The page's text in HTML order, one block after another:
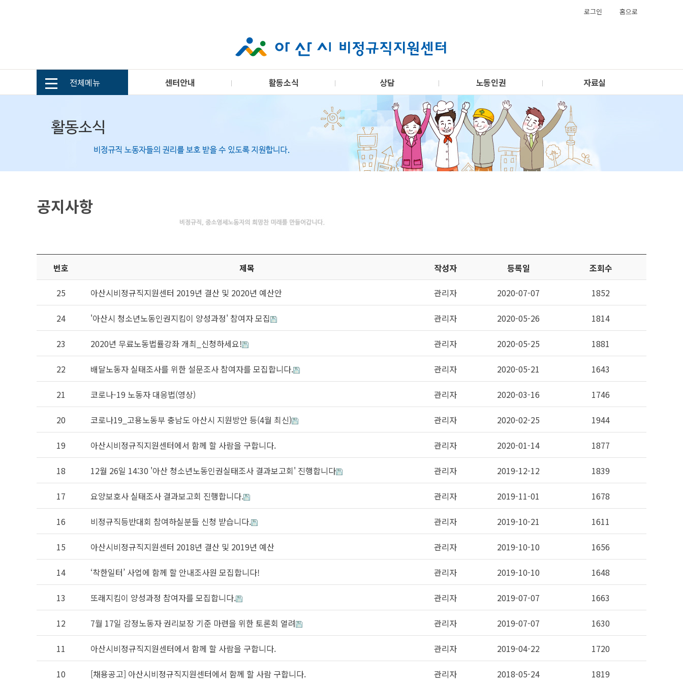
로그인 홈으로
전체메뉴 센터안내 활동소식 상담 노동인권 자료실
공지사항
번호 제목 작성자 등록일 조회수
25 아산시비정규직지원센터 2019년 결산 및 2020년 예산안 관리자 2020-07-07 1852
24 '아산시 청소년노동인권지킴이 양성과정' 참여자 모집 관리자 2020-05-26 1814
23 2020년 무료노동법률강좌 개최_신청하세요! 관리자 2020-05-25 1881
22 배달노동자 실태조사를 위한 설문조사 참여자를 모집합니다. 관리자 2020-05-21 1643
21 코로나-19 노동자 대응법(영상) 관리자 2020-03-16 1746
20 코로나19_고용노동부 충남도 아산시 지원방안 등(4월 최신) 관리자 2020-02-25 1944
19 아산시비정규직지원센터에서 함께 할 사람을 구합니다. 관리자 2020-01-14 1877
18 12월 26일 14:30 '아산 청소년노동인권실태조사 결과보고회' 진행합니다 관리자 2019-12-12 1839
17 요양보호사 실태조사 결과보고회 진행합니다. 관리자 2019-11-01 1678
16 비정규직등반대회 참여하실분들 신청 받습니다. 관리자 2019-10-21 1611
15 아산시비정규직지원센터 2018년 결산 및 2019년 예산 관리자 2019-10-10 1656
14 ‘착한일터’ 사업에 함께 할 안내조사원 모집합니다! 관리자 2019-10-10 1648
13 또래지킴이 양성과정 참여자를 모집합니다. 관리자 2019-07-07 1663
12 7월 17일 감정노동자 권리보장 기준 마련을 위한 토론회 열려 관리자 2019-07-07 1630
11 아산시비정규직지원센터에서 함께 할 사람을 구합니다. 관리자 2019-04-22 1720
10 [채용공고] 아산시비정규직지원센터에서 함께 할 사람 구합니다. 관리자 2018-05-24 1819